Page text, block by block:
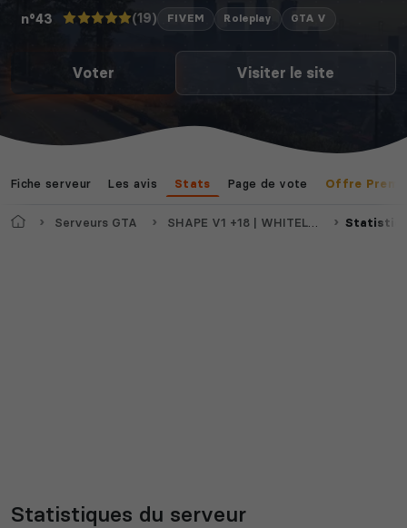
n°43 (19) FIVEM Roleplay GTA V
Voter Visiter le site
Fiche serveur Les avis Stats Page de vote Offre
AccueilServeurs GTA SHAPE V1 +18 | WHITELIST
Statistiques du serveur